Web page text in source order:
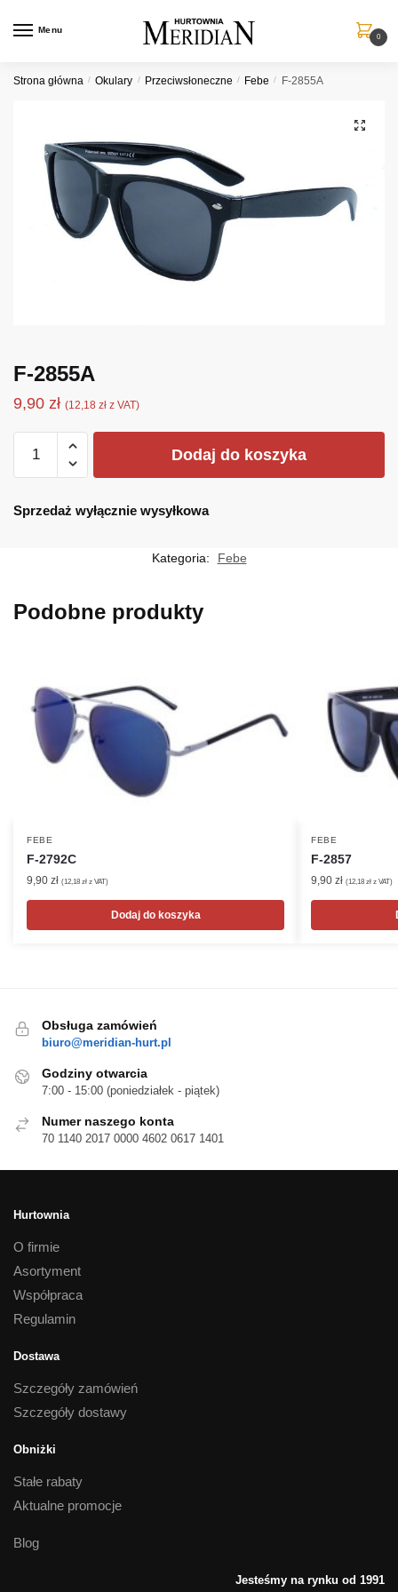
Menu
0
Strona główna / Okulary / Przeciwsłoneczne / Febe / F-2855A
F-2855A
9,90 zł (12,18 zł z VAT)
Dodaj do koszyka
Sprzedaż wyłącznie wysyłkowa
Kategoria: Febe
Podobne produkty
FEBE
F-2792C
9,90 zł (12,18 zł z VAT)
Dodaj do koszyka
FEBE
F-2857
9,90 zł (12,18 zł z VAT)
Obsługa zamówień
biuro@meridian-hurt.pl
Godziny otwarcia
7:00 - 15:00 (poniedziałek - piątek)
Numer naszego konta
70 1140 2017 0000 4602 0617 1401
Hurtownia
O firmie
Asortyment
Współpraca
Regulamin
Dostawa
Szczegóły zamówień
Szczegóły dostawy
Obniżki
Stałe rabaty
Aktualne promocje
Blog
Jesteśmy na rynku od 1991